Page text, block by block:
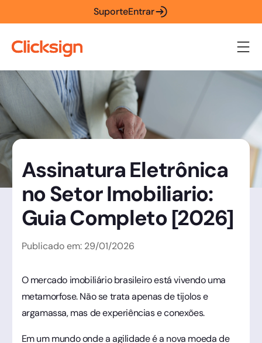
SuporteEntrar
Assinatura Eletrônica
no Setor Imobiliario:
Guia Completo [2026]
Publicado em: 29/01/2026
O mercado imobiliário brasileiro está vivendo uma
metamorfose. Não se trata apenas de tijolos e
argamassa, mas de experiências e conexões.
Em um mundo onde a agilidade é a nova moeda de